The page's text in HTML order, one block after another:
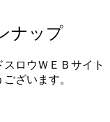
ナップ
ロウＷＥＢサイト
ざいます。